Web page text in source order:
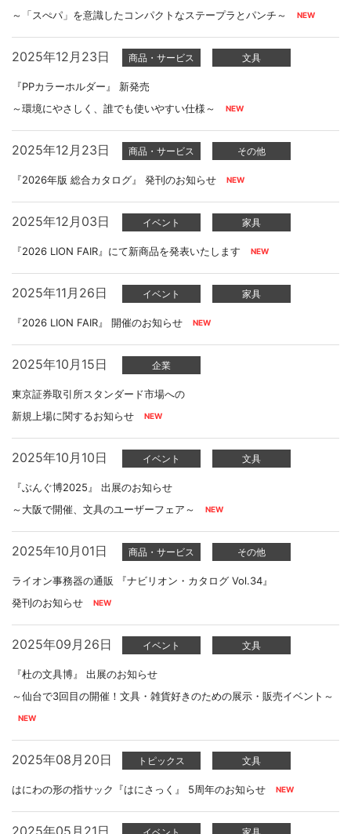
～「スぺパ」を意識したコンパクトなステープラとパンチ～
2025年12月23日 商品・サービス 文具
『PPカラーホルダー』 新発売
～環境にやさしく、誰でも使いやすい仕様～
2025年12月23日 商品・サービス その他
『2026年版 総合カタログ』 発刊のお知らせ
2025年12月03日 イベント 家具
『2026 LION FAIR』にて新商品を発表いたします
2025年11月26日 イベント 家具
『2026 LION FAIR』 開催のお知らせ
2025年10月15日 企業
東京証券取引所スタンダード市場への
新規上場に関するお知らせ
2025年10月10日 イベント 文具
『ぶんぐ博2025』 出展のお知らせ
～大阪で開催、文具のユーザーフェア～
2025年10月01日 商品・サービス その他
ライオン事務器の通販 『ナビリオン・カタログ Vol.34』
発刊のお知らせ
2025年09月26日 イベント 文具
『杜の文具博』 出展のお知らせ
～仙台で3回目の開催！文具・雑貨好きのための展示・販売イベント～
2025年08月20日 トピックス 文具
はにわの形の指サック『はにさっく』 5周年のお知らせ
2025年05月21日